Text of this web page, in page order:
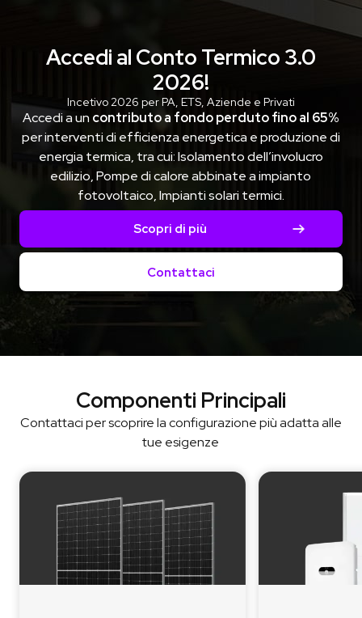
Accedi al Conto Termico 3.0
2026!
Incetivo 2026 per PA, ETS, Aziende e Privati
Accedi a uncontributo a fondo perduto fino al 65%
per interventi di efficienza energetica e produzione di
energia termica, tra cui: Isolamento dell’involucro
edilizio, Pompe di calore abbinate a impianto
fotovoltaico, Impianti solari termici.
Scopri di più
Contattaci
Componenti Principali
Contattaci per scoprire la configurazione più adatta alle
tue esigenze